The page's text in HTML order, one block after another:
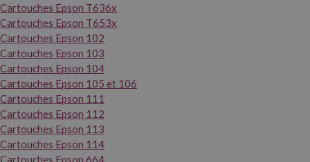
Cartouches Epson T636x
Cartouches Epson T653x
Cartouches Epson 102
Cartouches Epson 103
Cartouches Epson 104
Cartouches Epson 105 et 106
Cartouches Epson 111
Cartouches Epson 112
Cartouches Epson 113
Cartouches Epson 114
Cartouches Epson 664